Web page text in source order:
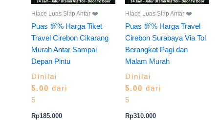
Hiace Luas Siap Antar ❤️
Puas 💯% Harga Tiket
Travel Cirebon Cikarang
Murah Antar Sampai
Depan Pintu
Dinilai
5.00 dari
5
Rp185.000
Hiace Luas Siap Antar ❤️
Puas 💯% Harga Travel
Cirebon Surabaya Via Tol
Berangkat Pagi dan
Malam Murah
Dinilai
5.00 dari
5
Rp310.000